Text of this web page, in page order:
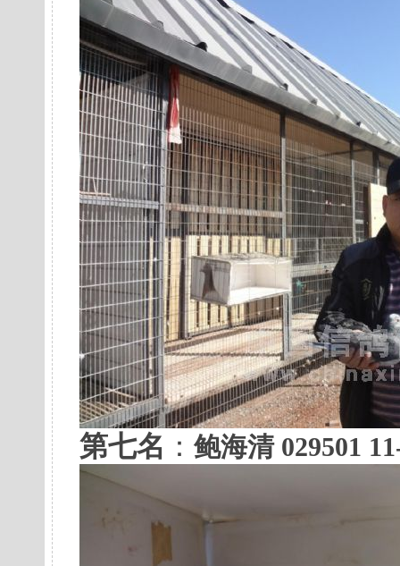
第七名 ： 鲍海清 029501